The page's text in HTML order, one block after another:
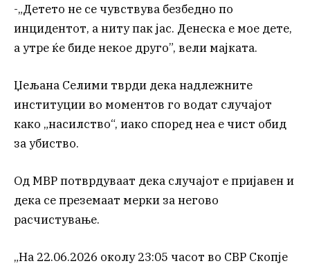
-„Детето не се чувствува безбедно по
инцидентот, а ниту пак јас. Денеска е мое дете,
а утре ќе биде некое друго”, вели мајката.
Џељана Селими тврди дека надлежните
институции во моментов го водат случајот
како „насилство“, иако според неа е чист обид
за убиство.
Од МВР потврдуваат дека случајот е пријавен и
дека се преземаат мерки за негово
расчистување.
„На 22.06.2026 околу 23:05 часот во СВР Скопје